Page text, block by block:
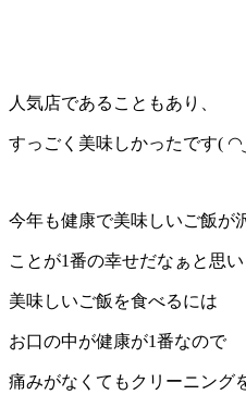
人気店であることもあり、
すっごく美味しかったです(
今年も健康で美味しいご飯が
ことが1番の幸せだなぁと思
美味しいご飯を食べるには
お口の中が健康が1番なので
痛みがなくてもクリーニング